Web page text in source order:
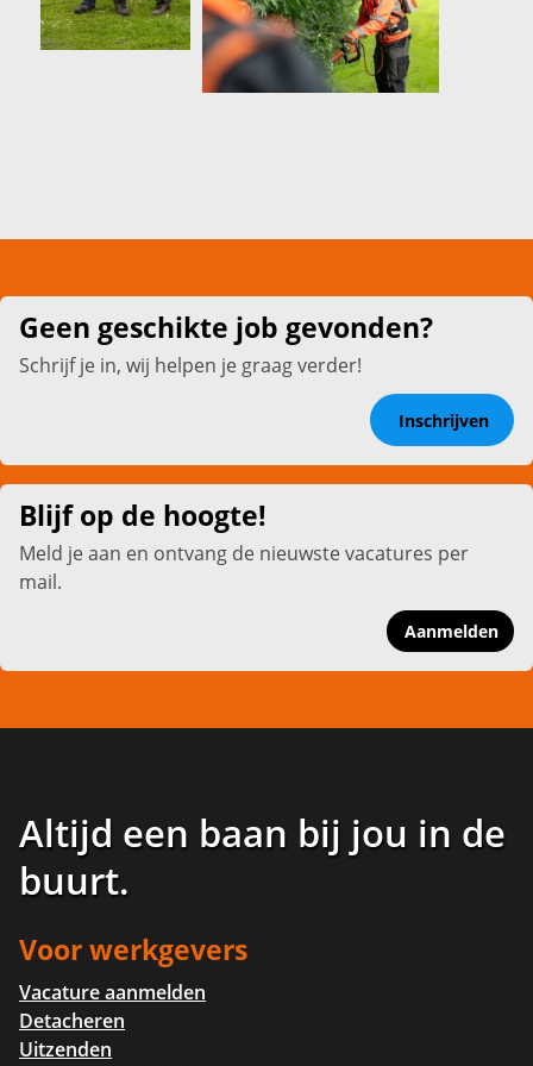
Geen geschikte job gevonden?
Schrijf je in, wij helpen je graag verder!
Inschrijven
Blijf op de hoogte!
Meld je aan en ontvang de nieuwste vacatures per
mail.
Aanmelden
Altijd een baan bij jou in de
buurt.
Voor werkgevers
Vacature aanmelden
Detacheren
Uitzenden